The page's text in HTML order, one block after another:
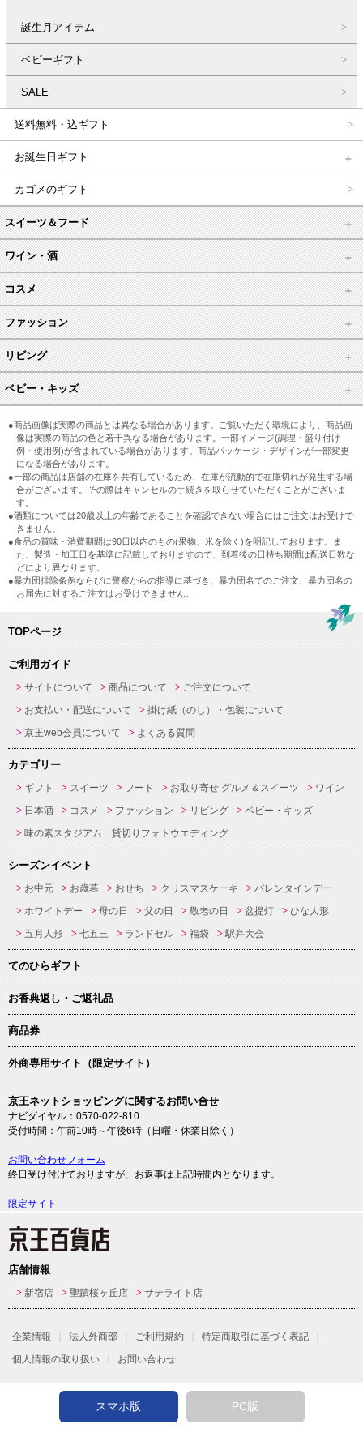
誕生月アイテム
ベビーギフト
SALE
送料無料・込ギフト
お誕生日ギフト
カゴメのギフト
スイーツ＆フード
ワイン・酒
コスメ
ファッション
リビング
ベビー・キッズ
●商品画像は実際の商品とは異なる場合があります。ご覧いただく環境により、商品画
像は実際の商品の色と若干異なる場合があります。一部イメージ(調理・盛り付け
例・使用例)が含まれている場合があります。商品パッケージ・デザインが一部変更
になる場合があります。
●一部の商品は店舗の在庫を共有しているため、在庫が流動的で在庫切れが発生する場
合がございます。その際はキャンセルの手続きを取らせていただくことがございま
す。
●酒類については20歳以上の年齢であることを確認できない場合にはご注文はお受けで
きません。
●食品の賞味・消費期間は90日以内のもの(果物、米を除く)を明記しております。ま
た、製造・加工日を基準に記載しておりますので、到着後の日持ち期間は配送日数な
どにより異なります。
●暴力団排除条例ならびに警察からの指導に基づき、暴力団名でのご注文、暴力団名の
お届先に対するご注文はお受けできません。
TOPページ
ご利用ガイド
サイトについて 商品について
ご注文について
お支払い・配送について
掛け紙（のし）・包装について
京王web会員について
よくある質問
カテゴリー
ギフト スイーツ フード お取り寄せ グルメ＆スイーツ
ワイン
日本酒
コスメ ファッション リビング
ベビー・キッズ
味の素スタジアム 貸切りフォトウエディング
シーズンイベント
お中元 お歳暮 おせち クリスマスケーキ
バレンタインデー
ホワイトデー
母の日 父の日 敬老の日 盆提灯
ひな人形
五月人形
七五三 ランドセル 福袋 駅弁大会
てのひらギフト
お香典返し・ご返礼品
商品券
外商専用サイト（限定サイト）
京王ネットショッピングに関するお問い合せ
ナビダイヤル：0570-022-810
受付時間：午前10時～午後6時（日曜・休業日除く）
お問い合わせフォーム
終日受け付けておりますが、お返事は上記時間内となります。
限定サイト
店舗情報
新宿店 聖蹟桜ヶ丘店 サテライト店
企業情報 法人外商部 ご利用規約
特定商取引に基づく表記
個人情報の取り扱い
お問い合わせ
スマホ版 PC版